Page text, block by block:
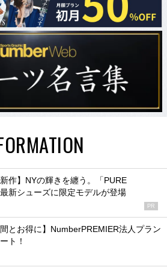
新作】NYの輝きを纏う。「PURE
新シューズに限定モデルが登場
PR
間とお得に】NumberPREMIER法人プラン
ト！